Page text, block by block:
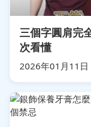
三個字圓肩完
次看懂
2026年01月11日